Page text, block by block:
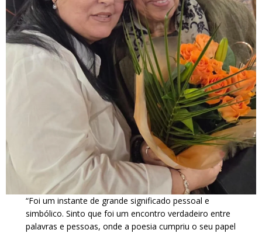
“Foi um instante de grande significado pessoal e
simbólico. Sinto que foi um encontro verdadeiro entre
palavras e pessoas, onde a poesia cumpriu o seu papel